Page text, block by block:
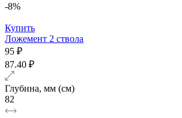
-8%
Купить
Ложемент 2 ствола
95 ₽
87.40 ₽
Глубина, мм (см)
82